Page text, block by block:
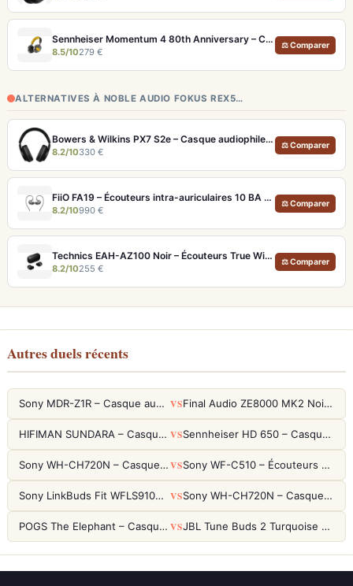
Sennheiser Momentum 4 80th Anniversary – Casque Bluetooth édition limitée 60h
8.5/10279 €
⚖ Comparer
ALTERNATIVES À NOBLE AUDIO FOKUS REX5…
Bowers & Wilkins PX7 S2e – Casque audiophile sans fil ANC 30h
8.2/10330 €
⚖ Comparer
FiiO FA19 – Écouteurs intra-auriculaires 10 BA Knowles avec technologie S.Turbo
8.2/10990 €
⚖ Comparer
Technics EAH-AZ100 Noir – Écouteurs True Wireless audiophiles avec drivers MFD et autonomie 29h
8.2/10255 €
⚖ Comparer
Autres duels récents
Sony MDR-Z1R – Casque audiophile fermé haute résolution VS Final Audio ZE8000 MK2 Noir – Écouteurs True Wireless audiophiles 8K Sound
HIFIMAN SUNDARA – Casque Planar Magnetic Ouvert Over-Ear Audiophile VS Sennheiser HD 650 – Casque audiophile ouvert pour l'écoute analytique
Sony WH-CH720N – Casque ANC 35h, Ultra-léger (192g) avec Processeur V1 VS Sony WF-C510 – Écouteurs True Wireless compacts, autonomie 22h et multipoint
Sony LinkBuds Fit WFLS910NW Blanc – Écouteurs Sport Ailes ANC VS Sony WH-CH720N – Casque ANC 35h, Ultra-léger (192g) avec Processeur V1
POGS The Elephant – Casque Filaire Enfants 85dB POGS-Safe™ (Éco-Responsable) VS JBL Tune Buds 2 Turquoise – Écouteurs True Wireless avec ANC et autonomie 48h